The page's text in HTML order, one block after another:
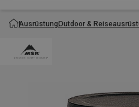
AusrüstungOutdoor &